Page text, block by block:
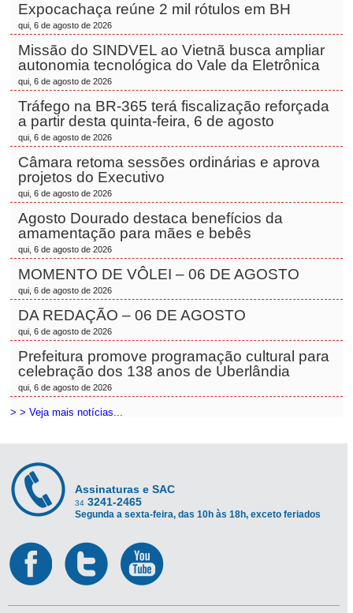
Expocachaça reúne 2 mil rótulos em BH
qui, 6 de agosto de 2026
Missão do SINDVEL ao Vietnã busca ampliar
autonomia tecnológica do Vale da Eletrônica
qui, 6 de agosto de 2026
Tráfego na BR-365 terá fiscalização reforçada
a partir desta quinta-feira, 6 de agosto
qui, 6 de agosto de 2026
Câmara retoma sessões ordinárias e aprova
projetos do Executivo
qui, 6 de agosto de 2026
Agosto Dourado destaca benefícios da
amamentação para mães e bebês
qui, 6 de agosto de 2026
MOMENTO DE VÔLEI – 06 DE AGOSTO
qui, 6 de agosto de 2026
DA REDAÇÃO – 06 DE AGOSTO
qui, 6 de agosto de 2026
Prefeitura promove programação cultural para
celebração dos 138 anos de Uberlândia
qui, 6 de agosto de 2026
> > Veja mais notícias...
Assinaturas e SAC
34 3241-2465
Segunda a sexta-feira, das 10h às 18h, exceto feriados